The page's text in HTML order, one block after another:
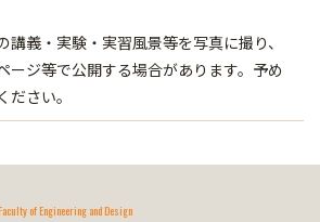
講義・実験・実習風景等を写真に撮り、
ージ等で公開する場合があります。予め
ださい。
of Engineering and Design